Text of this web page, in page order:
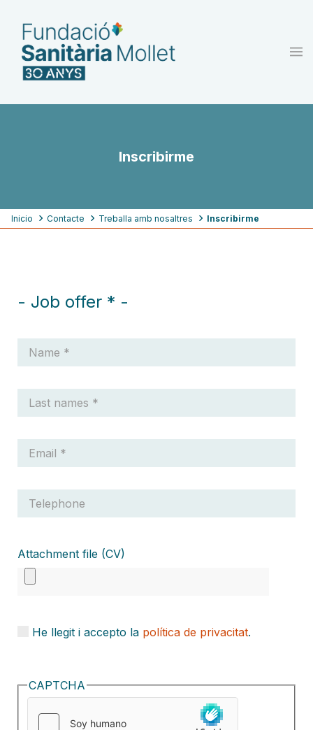
contenido
principal
Inscribirme
Ruta
Inicio Contacte Treballa amb nosaltres Inscribirme
Attachment file (CV)
He llegit i accepto la política de privacitat.
CAPTCHA